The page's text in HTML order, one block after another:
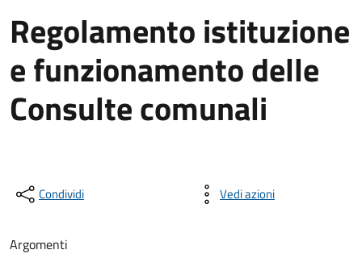
Regolamento istituzione
e funzionamento delle
Consulte comunali
Condividi Vedi azioni
Argomenti